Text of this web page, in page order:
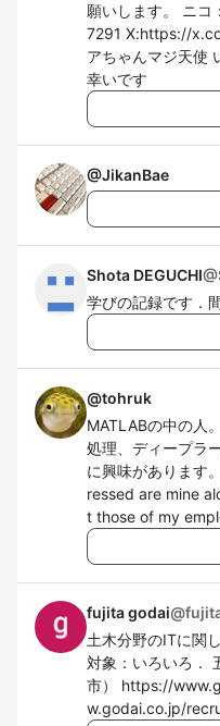
願いします。 ニ
7291 X:https://
アちゃんマジ天使
幸いです
@JikanBae
Shota DEGUCHI@
学びの記録です．
@tohruk
MATLABの中の人
処理、ディープラ
に興味があります
ressed are mine
t those of my
fujita godai@
土木分野のITに関
対象：いろいろ．
市） https://
w.godai.co.jp/